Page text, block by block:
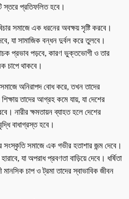
স্তরে প্রতিফলিত হবে।
সমাজে এক ধরনের অবক্ষয় সৃষ্টি করবে।
যা সামাজিক বন্ধন দুর্বল করে তুলবে।
প্রভাব পড়বে, কারণ ভুক্তভোগী ও তার
চাপে থাকবে।
সমাজে অনিরাপদ বোধ করে, তখন তাদের
তাদের আগ্রহ কমে যায়, যা দেশের
নারীর ক্ষমতায়ন ব্যাহত হলে দেশের
বাধাগ্রস্ত হবে।
সংস্কৃতি সমাজে এক গভীর হতাশার জন্ম দেবে।
যা অপরাধ প্রবণতা বাড়িয়ে দেবে। ধর্ষিতা
মানসিক চাপ ও ট্রমা তাদের স্বাভাবিক জীবন